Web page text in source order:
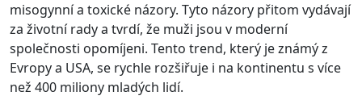
misogynní a toxické názory. Tyto názory přitom vydávají
za životní rady a tvrdí, že muži jsou v moderní
společnosti opomíjeni. Tento trend, který je známý z
Evropy a USA, se rychle rozšiřuje i na kontinentu s více
než 400 miliony mladých lidí.